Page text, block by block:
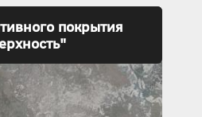
покрытия